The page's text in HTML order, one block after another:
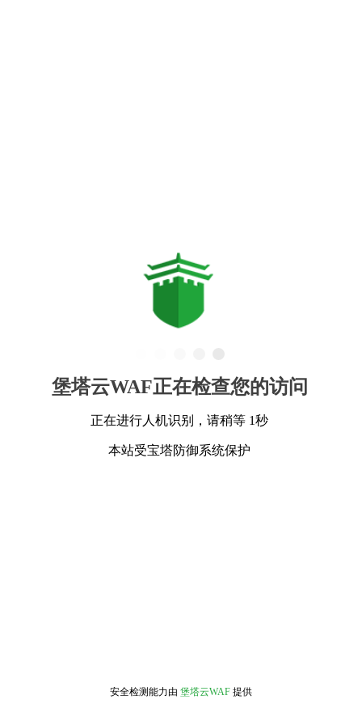
堡塔云WAF正在检查您的访问
正在进行人机识别，请稍等 1秒
本站受宝塔防御系统保护
安全检测能力由 堡塔云WAF 提供